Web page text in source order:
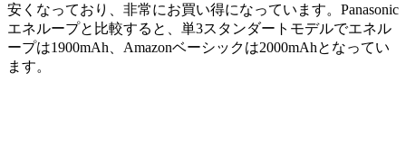
安くなっており、非常にお買い得になっています。Panasonic
エネループと比較すると、単3スタンダートモデルでエネル
ープは1900mAh、 Amazonベーシックは2000mAhとなってい
ます。